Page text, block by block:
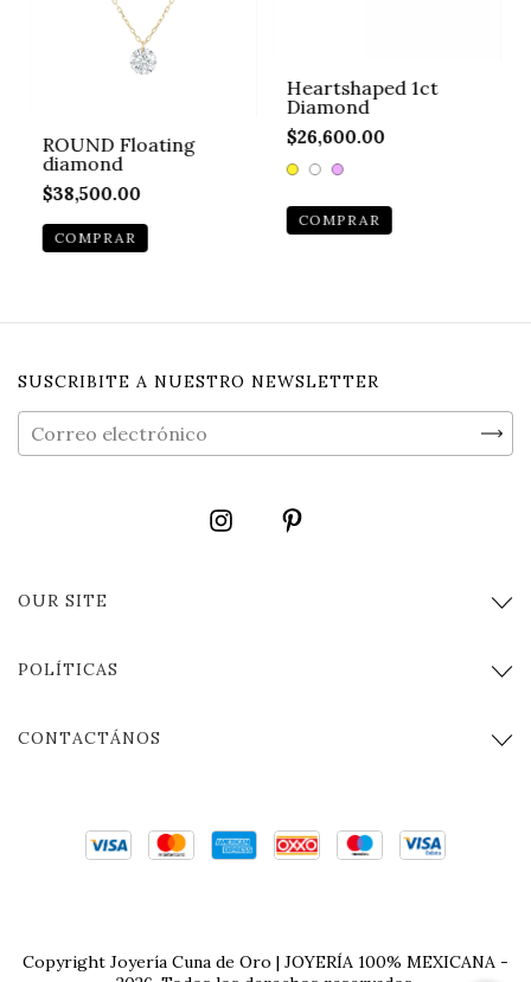
ROUND Floating
diamond
$38,500.00
Heartshaped 1ct
Diamond
$26,600.00
COMPRAR
SUSCRIBITE A NUESTRO NEWSLETTER
OUR SITE
POLÍTICAS
CONTACTÁNOS
Copyright Joyería Cuna de Oro | JOYERÍA 100% MEXICANA -